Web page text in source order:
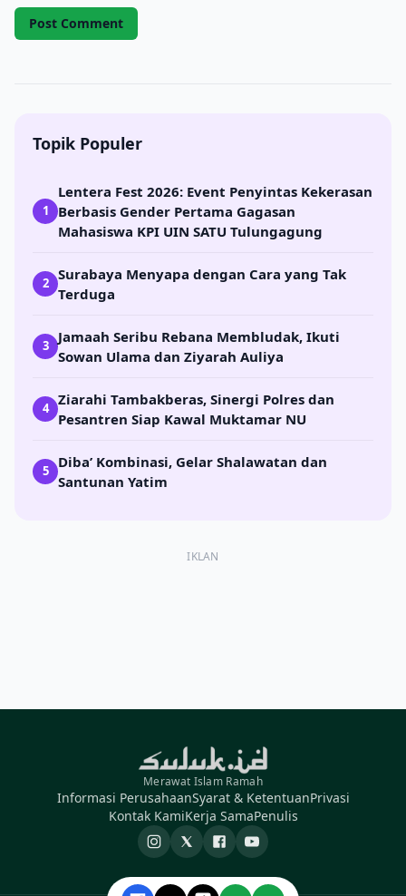
Topik Populer
1
Lentera Fest 2026: Event Penyintas Kekerasan
Berbasis Gender Pertama Gagasan
Mahasiswa KPI UIN SATU Tulungagung
2
Surabaya Menyapa dengan Cara yang Tak
Terduga
3
Jamaah Seribu Rebana Membludak, Ikuti
Sowan Ulama dan Ziyarah Auliya
4
Ziarahi Tambakberas, Sinergi Polres dan
Pesantren Siap Kawal Muktamar NU
5
Diba’ Kombinasi, Gelar Shalawatan dan
Santunan Yatim
IKLAN
Merawat Islam Ramah
Informasi PerusahaanSyarat & KetentuanPrivasi
Kontak KamiKerja SamaPenulis
Instagram
X FacebookYouTube